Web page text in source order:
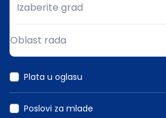
Grad
Izaberite grad
Oblast rada
Plata u oglasu
Poslovi za mlade